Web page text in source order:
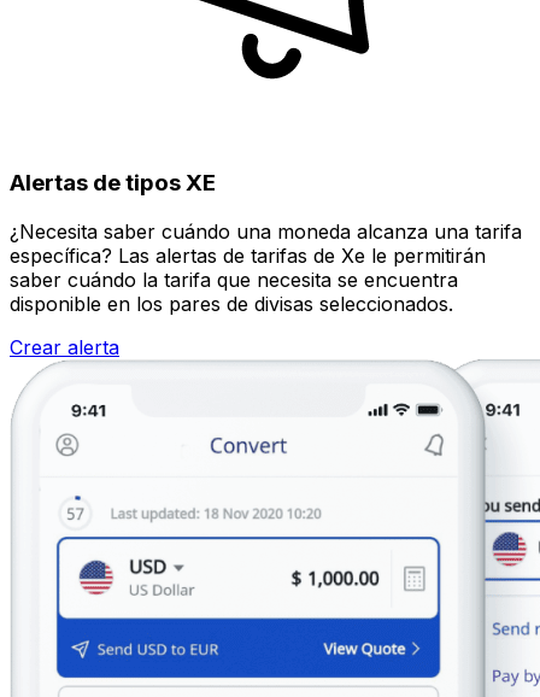
Alertas de tipos XE
¿Necesita saber cuándo una moneda alcanza una tarifa
específica? Las alertas de tarifas de Xe le permitirán
saber cuándo la tarifa que necesita se encuentra
disponible en los pares de divisas seleccionados.
Crear alerta